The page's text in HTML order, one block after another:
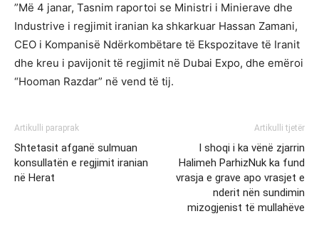
”Më 4 janar, Tasnim raportoi se Ministri i Minierave dhe
Industrive i regjimit iranian ka shkarkuar Hassan Zamani,
CEO i Kompanisë Ndërkombëtare të Ekspozitave të Iranit
dhe kreu i pavijonit të regjimit në Dubai Expo, dhe emëroi
“Hooman Razdar” në vend të tij.
Artikulli paraprak
Shtetasit afganë sulmuan
konsullatën e regjimit iranian
në Herat
Artikulli tjetër
I shoqi i ka vënë zjarrin
Halimeh ParhizNuk ka fund
vrasja e grave apo vrasjet e
nderit nën sundimin
mizogjenist të mullahëve